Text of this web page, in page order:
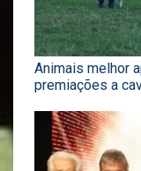
Animais melhor
premiações a